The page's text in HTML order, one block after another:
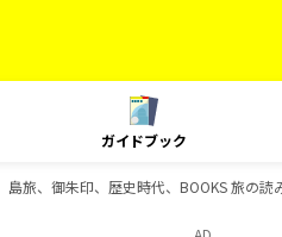
ガイドブック
旅、御朱印、歴史時代、BOOKS 旅の